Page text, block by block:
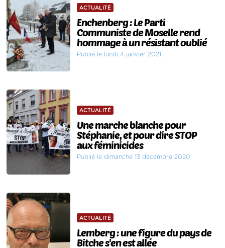
ACTUALITÉ
Enchenberg : Le Parti
Communiste de Moselle rend
hommage à un résistant oublié
Publié le lundi 4 janvier 2021
ACTUALITÉ
Une marche blanche pour
Stéphanie, et pour dire STOP
aux féminicides
Publié le dimanche 13 décembre 2020
ACTUALITÉ
Lemberg : une figure du pays de
Bitche s'en est allée